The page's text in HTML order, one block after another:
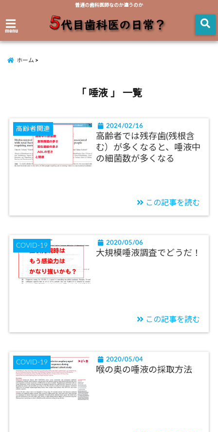
普通の歯科医師なのか違うのか
menu
ホーム
「 唾液 」 一覧
高齢者関連 2024/02/16
高齢者では残存歯(残根含
む）が多くなると、唾液中
の細菌数が多くなる
この記事を読む
COVID-19 2020/05/06
大規模唾液調査でどうだ！
この記事を読む
COVID-19 2020/05/04
喉の奥の唾液の採取方法